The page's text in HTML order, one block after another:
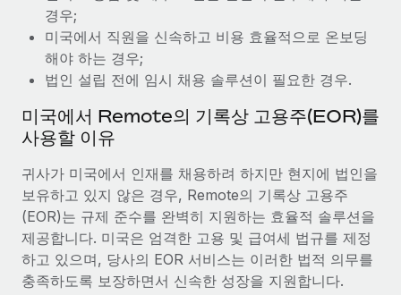
Remote의 사명은 모든 규모의 기업이 전 세계 어디서든 업무에 가
장 적합 사람을 찾아 채용 및 관리하고 급여를 지급하도록 돕는 것
입니다. 이를 위해 최근 몇 주 동안 새로운...
자세히 알아보기
Shootsta가 Remote를 통해 네 개의 시장에서 글로벌
채용을 확장한 방법
비디오 콘텐츠를 활용한 마케팅이 계속해서 인기를 끌면서, 기업들
에게는 흥미롭고 전문적인 비디오 제작이 어느 때보다 중요해졌습
니다. 그러나 대부분의 회사들은 그렇게 높은 품질의...
자세히 알아보기
경우;
미국에서 직원을 신속하고 비용 효율적으로 온보딩
해야 하는 경우;
법인 설립 전에 임시 채용 솔루션이 필요한 경우.
미국에서 Remote의 기록상 고용주(EOR)를
사용할 이유
귀사가 미국에서 인재를 채용하려 하지만 현지에 법인을
보유하고 있지 않은 경우, Remote의 기록상 고용주
(EOR)는 규제 준수를 완벽히 지원하는 효율적 솔루션을
제공합니다. 미국은 엄격한 고용 및 급여세 법규를 제정
하고 있으며, 당사의 EOR 서비스는 이러한 법적 의무를
충족하도록 보장하면서 신속한 성장을 지원합니다.